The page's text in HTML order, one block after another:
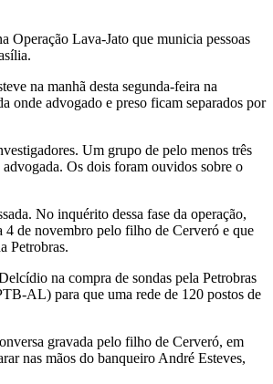
Operação Lava-Jato que municia pessoas
na manhã desta segunda-feira na
onde advogado e preso ficam separados por
Um grupo de pelo menos três
Os dois foram ouvidos sobre o
No inquérito dessa fase da operação,
4 de novembro pelo filho de Cerveró e que
Petrobras.
na compra de sondas pela Petrobras
AL) para que uma rede de 120 postos de
gravada pelo filho de Cerveró, em
nas mãos do banqueiro André Esteves,